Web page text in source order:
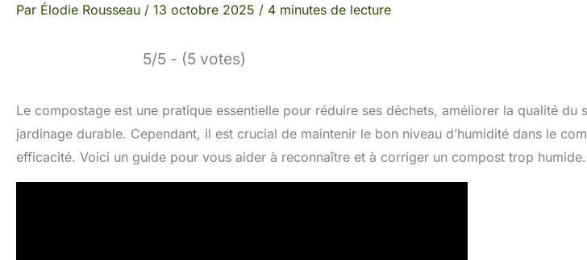
Par Élodie Rousseau / 13 octobre 2025 / 4 minutes de lecture
5/5 - (5 votes)
Le compostage est une pratique essentielle pour réduire ses déchets, améliorer la qualité du
jardinage durable. Cependant, il est crucial de maintenir le bon niveau d’humidité dans le
efficacité. Voici un guide pour vous aider à reconnaître et à corriger un compost trop humide.